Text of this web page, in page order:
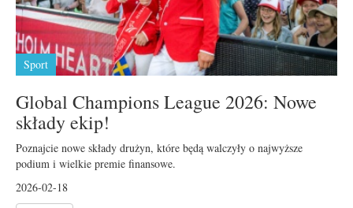
Sport
Global Champions League 2026: Nowe
składy ekip!
Poznajcie nowe składy drużyn, które będą walczyły o najwyższe
podium i wielkie premie finansowe.
2026-02-18